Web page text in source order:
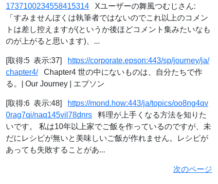
1737100234558415314 Xユーザーの舞風つむじさん:
「すみませんぼくは執筆者ではないのでこれ以上のコメン
トは差し控えますが(というか後ほどコメント集みたいなも
のが上がると思います)、...
[取得:5 表示:37]
https://corporate.epson:443/sp/journey/ja/
chapter4/Chapter4 世の中にないものは、自分たちで作
る。| Our Journey | エプソン
[取得:6 表示:48]
https://mond.how:443/ja/topics/oo8ng4qv
0rag7qi/naq145vil78dnrs 料理が上手くなる方法を知りた
いです。 私は10年以上家でご飯を作っているのですが、未
だにレシピが無いと美味しいご飯が作れません。レシピが
あっても失敗することがあ...
次のページ